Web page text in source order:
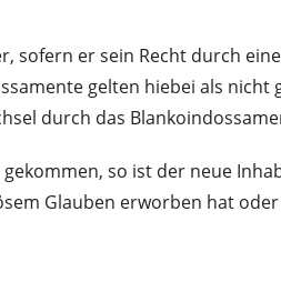
sofern er sein Recht durch
gelten hiebei als
durch das
so ist der neue
Glauben erworben hat